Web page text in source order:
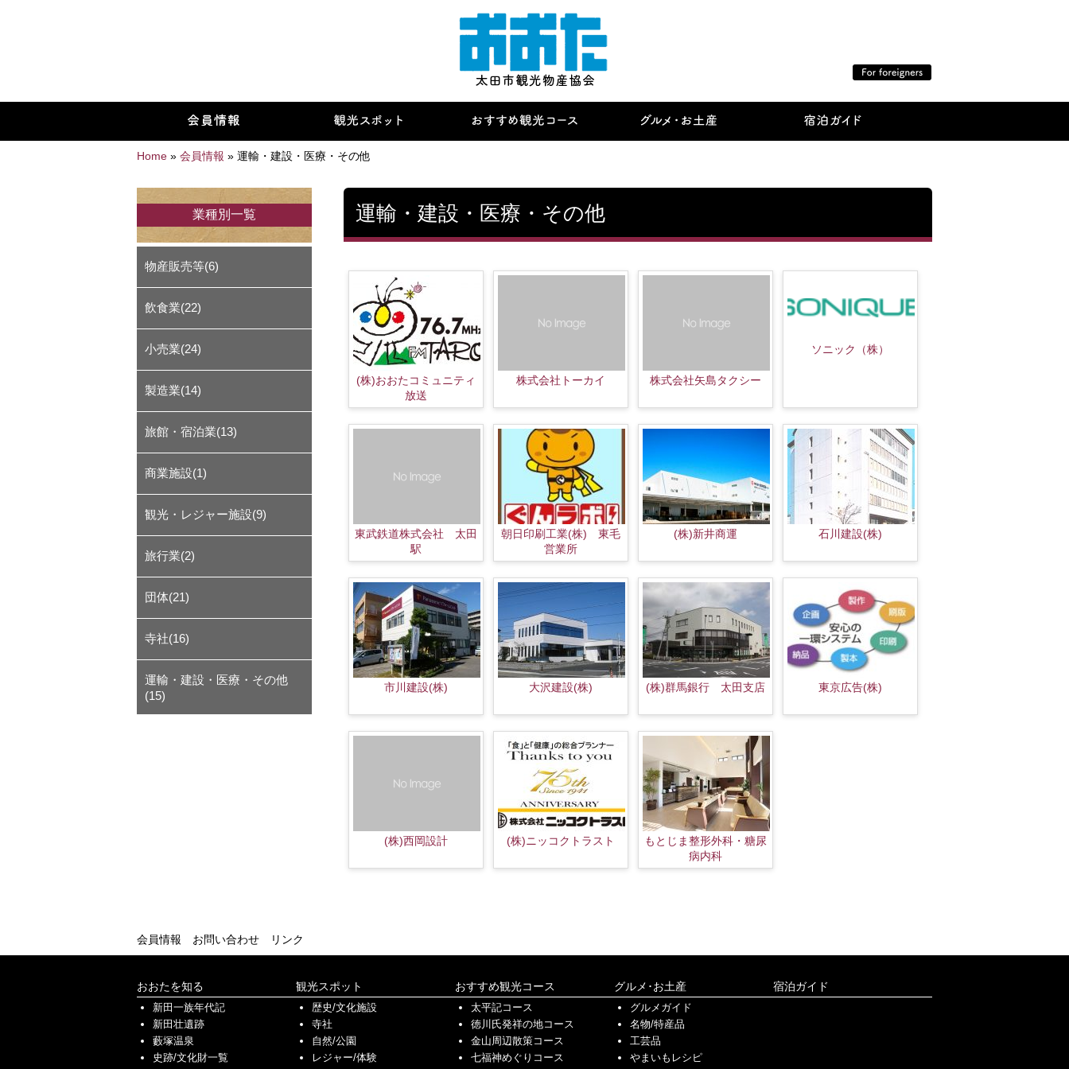
Home » 会員情報 » 運輸・建設・医療・その他
運輸・建設・医療・その他
(株)おおたコミュニティ
放送
株式会社トーカイ 株式会社矢島タクシー
ソニック（株）
東武鉄道株式会社 太田
駅
朝日印刷工業(株) 東毛
営業所
(株)新井商運 石川建設(株)
市川建設(株) 大沢建設(株) (株)群馬銀行 太田支店 東京広告(株)
(株)西岡設計 (株)ニッコクトラスト
もとじま整形外科・糖尿
病内科
業種別一覧
物産販売等(6)
飲食業(22)
小売業(24)
製造業(14)
旅館・宿泊業(13)
商業施設(1)
観光・レジャー施設(9)
旅行業(2)
団体(21)
寺社(16)
運輸・建設・医療・その他
(15)
会員情報 お問い合わせ リンク
おおたを知る
新田一族年代記
新田壮遺跡
藪塚温泉
史跡/文化財一覧
観光スポット
歴史/文化施設
寺社
自然/公園
レジャー/体験
おすすめ観光コース
太平記コース
徳川氏発祥の地コース
金山周辺散策コース
七福神めぐりコース
グルメ･お土産
グルメガイド
名物/特産品
工芸品
やまいもレシピ
宿泊ガイド